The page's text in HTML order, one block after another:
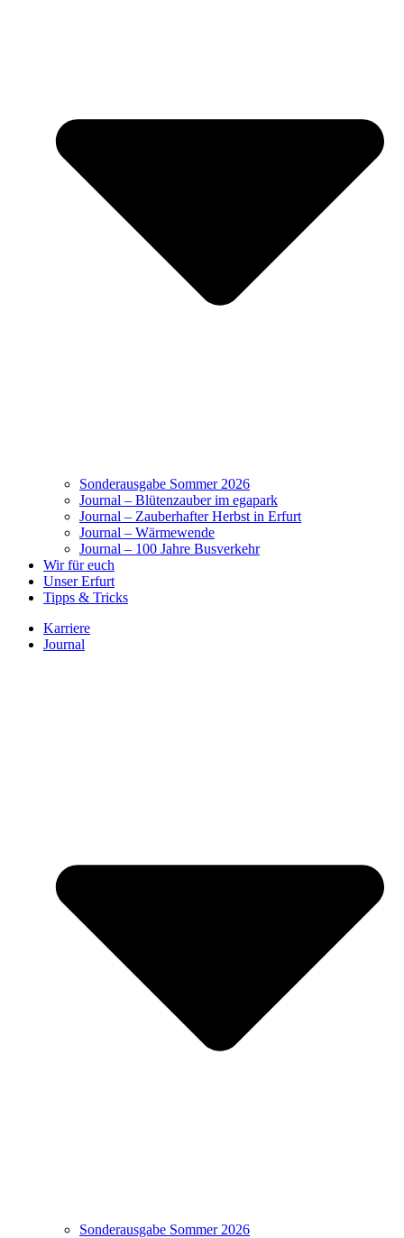
Sonderausgabe Sommer 2026
Journal – Blütenzauber im egapark
Journal – Zauberhafter Herbst in Erfurt
Journal – Wärmewende
Journal – 100 Jahre Busverkehr
Wir für euch
Unser Erfurt
Tipps & Tricks
Karriere
Journal
Sonderausgabe Sommer 2026